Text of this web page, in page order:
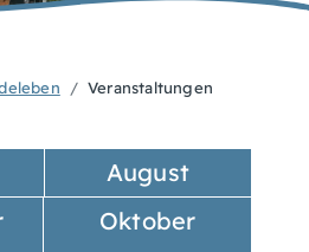
Veranstaltungen
August
Oktober